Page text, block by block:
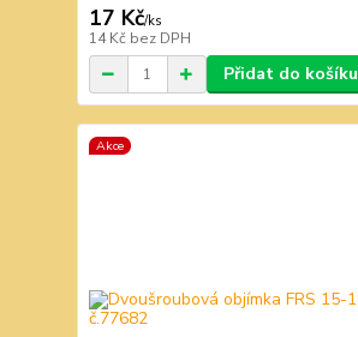
17 Kč/ks
14 Kč bez DPH
Přidat do košíku
Akce